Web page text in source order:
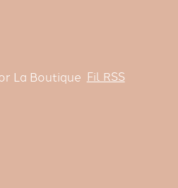
La Boutique Fil RSS